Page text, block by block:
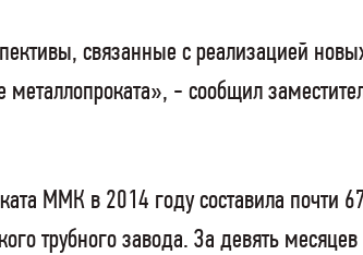
связанные с реализацией
- сообщил
ММК в 2014 году составила почти
трубного завода. За девять